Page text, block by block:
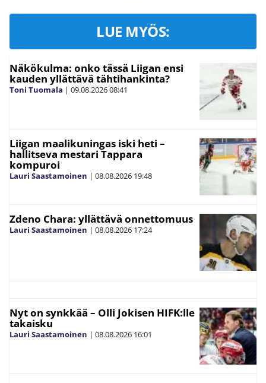
LUE MYÖS:
Näkökulma: onko tässä Liigan ensi
kauden yllättävä tähtihankinta?
Toni Tuomala | 09.08.202608:41
Liigan maalikuningas iski heti –
hallitseva mestari Tappara
kompuroi
Lauri Saastamoinen | 08.08.2026 19:48
Zdeno Chara: yllättävä onnettomuus
Lauri Saastamoinen | 08.08.2026 17:24
Nyt on synkkää – Olli Jokisen HIFK:lle
takaisku
Lauri Saastamoinen | 08.08.2026 16:01